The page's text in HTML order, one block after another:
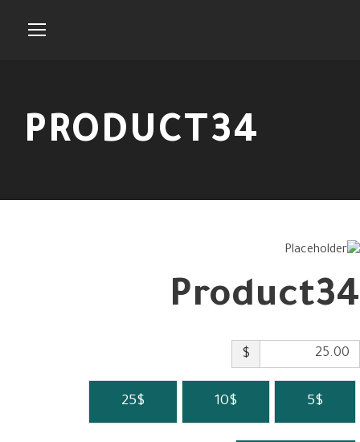
PRODUCT34
Product34
$
5$
10$
25$